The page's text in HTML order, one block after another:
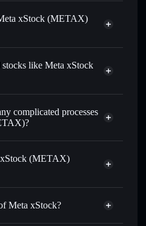
xStock (METAX)
xStock
swapped for
like Meta xStock
1:1 backed,
complicated processes
(METAX)
Meta xStock?
$592.10